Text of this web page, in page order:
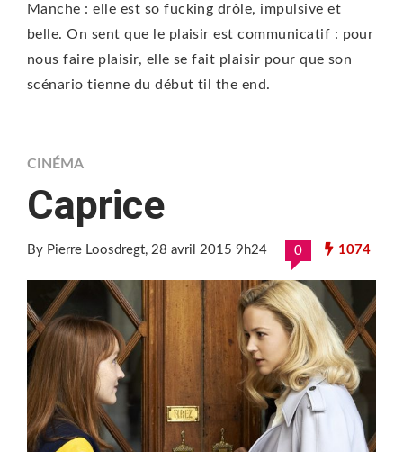
Manche : elle est so fucking drôle, impulsive et
belle. On sent que le plaisir est communicatif : pour
nous faire plaisir, elle se fait plaisir pour que son
scénario tienne du début til the end.
CINÉMA
Caprice
By Pierre Loosdregt, 28 avril 2015 9h24 0 1074